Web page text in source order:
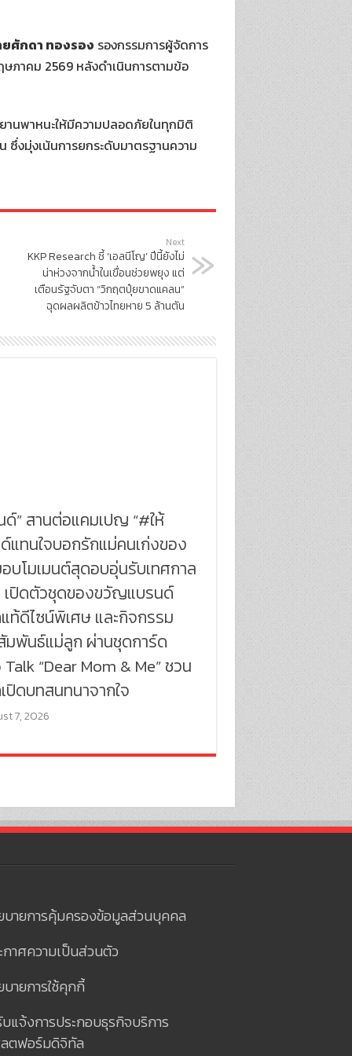
ศักดา ทองรอง รองกรรมการผู้จัดการ
ษภาคม 2569 หลังดำเนินการตามข้อ
านพาหนะให้มีความปลอดภัยในทุกมิติ
ซึ่งมุ่งเน้นการยกระดับมาตรฐานความ
Next
KKP Research ชี้ ‘เอลนีโญ’ ปีนี้ยังไม่
น่าห่วงจากน้ำในเขื่อนช่วยพยุง แต่
เตือนรัฐจับตา “วิกฤตปุ๋ยขาดแคลน”
ฉุดผลผลิตข้าวไทยหาย 5 ล้านตัน
ด์” สานต่อแคมเปญ “#ให้
แทนใจบอกรักแม่คนเก่งของ
บโมเมนต์สุดอบอุ่นรับเทศกาล
เปิดตัวชุดของขวัญแบรนด์
ท้ดีไซน์พิเศษ และกิจกรรม
มพันธ์แม่ลูก ผ่านชุดการ์ด
“Dear Mom & Me” ชวน
ปิดบทสนทนาจากใจ
7, 2026
บายการคุ้มครองข้อมูลส่วนบุคคล
กาศความเป็นส่วนตัว
บายการใช้คุกกี้
บแจ้งการประกอบธุรกิจบริการ
ตฟอร์มดิจิทัล